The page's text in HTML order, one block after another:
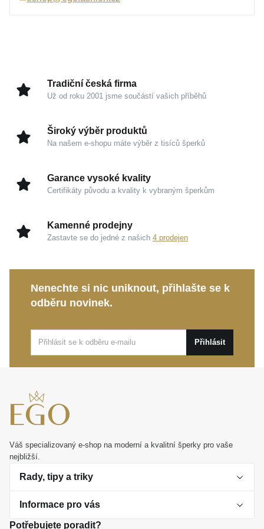
Tento elegantní šperk je stvořený pro ženy, které
jedinečný vkus.
Bílé zlato 585/1000:Ušlechtilý kov přináší šperku
Design typu BOX:
Oblíbená geometrická struktura
Všestranná krása:Minimalistické provedení se s
Ať už hledáte klenot pro sebe, nebo toužíte obdarovat
někoho blízkého osobním dárkem, tento řetízek potěší
Tradiční česká firma
Už od roku 2001 jsme součástí vašich příběhů
Široký výběr produktů
Na našem e-shopu máte výběr z tisíců šperků
Garance vysoké kvality
Certifikáty původu a kvality k vybraným šperkům
Kamenné prodejny
Zastavte se do jedné z našich 4 prodejen
Nenechte si nic uniknout, přihlašte se k
odběru novinek.
Přihlásit
Váš specializovaný e-shop na moderní a kvalitní šperky pro vaše
nejbližší.
Rady, tipy a triky
O perlách
Informace pro vás
Potřebujete poradit?